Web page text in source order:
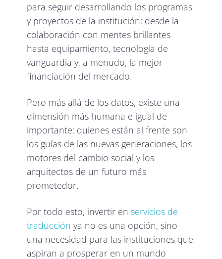
para seguir desarrollando los programas
y proyectos de la institución: desde la
colaboración con mentes brillantes
hasta equipamiento, tecnología de
vanguardia y, a menudo, la mejor
financiación del mercado.
Pero más allá de los datos, existe una
dimensión más humana e igual de
importante: quienes están al frente son
los guías de las nuevas generaciones, los
motores del cambio social y los
arquitectos de un futuro más
prometedor.
Por todo esto, invertir en servicios de
traducción ya no es una opción, sino
una necesidad para las instituciones que
aspiran a prosperar en un mundo